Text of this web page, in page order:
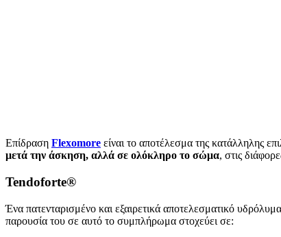
Επίδραση Flexomore είναι το αποτέλεσμα της κατάλληλης
μετά την άσκηση, αλλά σε ολόκληρο το σώμα, στις
Tendoforte®
Ένα πατενταρισμένο και εξαιρετικά αποτελεσματικό
παρουσία του σε αυτό το συμπλήρωμα στοχεύει σε: